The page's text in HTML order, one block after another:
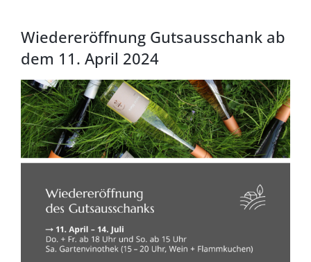
Wiedereröffnung Gutsausschank ab
dem 11. April 2024
Zeige
grösseres
Bild